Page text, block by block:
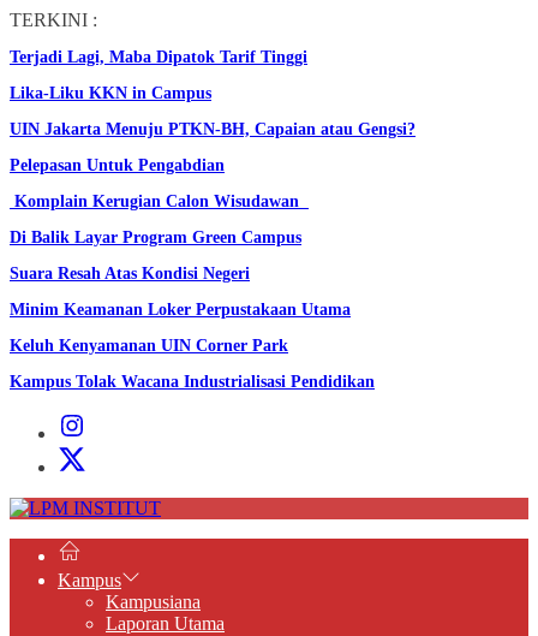
Skip
the
content
TERKINI :
Terjadi Lagi, Maba Dipatok Tarif Tinggi
Lika-Liku KKN in Campus
UIN Jakarta Menuju PTKN-BH, Capaian atau Gengsi?
Pelepasan Untuk Pengabdian
Komplain Kerugian Calon Wisudawan
Di Balik Layar Program Green Campus
Suara Resah Atas Kondisi Negeri
Minim Keamanan Loker Perpustakaan Utama
Keluh Kenyamanan UIN Corner Park
Kampus Tolak Wacana Industrialisasi Pendidikan
Instagram
Institut
X
Institut
LPM
Kampus
Kampusiana
Laporan Utama